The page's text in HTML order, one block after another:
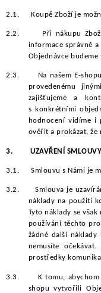
2.1. Koupě Zboží je
2.2.
Při nákupu
informace správně
Objednávce
2.3.
Na našem E-
provedenému
zajišťujeme a
s konkrétními
hodnocení vidíme i
ověřit a prokázat, že
3. UZAVŘENÍ SMLOUVY
3.1. Smlouvu s Námi je
3.2.
Smlouva je
náklady na použití
Tyto náklady se
používání těchto
žádné další náklady
nemusíte
prostředky
3.3.
K tomu,
shopu vytvořili